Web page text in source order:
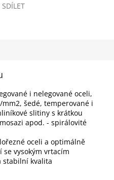
SDÍLET
i nelegované oceli,
šedé, temperované i
slitiny s krátkou
apod. - spirálovité
oceli a optimálně
vysokým vrtacím
stabilní kvalita